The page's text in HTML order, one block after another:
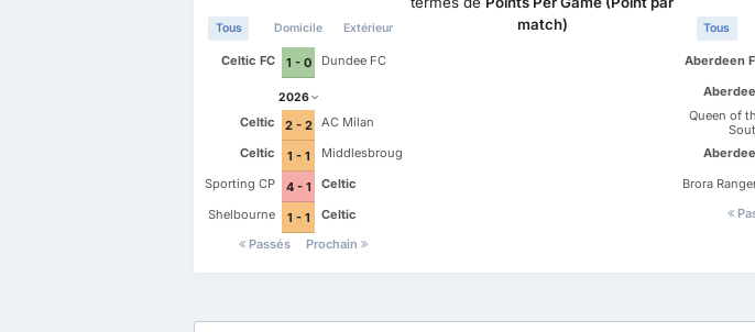
Tous Domicile Extérieur
Celtic FC 1 - 0 Dundee FC
2026
Celtic 2 - 2
AC Milan
Celtic
1 - 1
Middlesbrough
Sporting CP
4 - 1
Celtic
Shelbourne
1 - 1
Celtic
Passés
Prochain
match)
Tous
Aberdeen
Queen of
Brora